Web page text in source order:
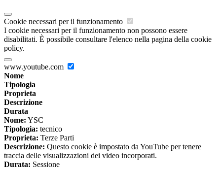
Cookie necessari per il funzionamento
I cookie necessari per il funzionamento non possono essere
disabilitati. È possibile consultare l'elenco nella pagina della cookie
policy.
www.youtube.com
Nome
Tipologia
Proprieta
Descrizione
Durata
Nome: YSC
Tipologia: tecnico
Proprieta: Terze Parti
Descrizione: Questo cookie è impostato da YouTube per tenere
traccia delle visualizzazioni dei video incorporati.
Durata: Sessione